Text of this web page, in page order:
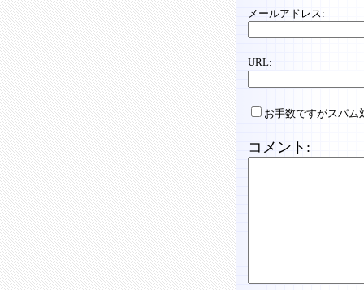
メールアドレス:
URL:
お手数ですがスパム
コメント: